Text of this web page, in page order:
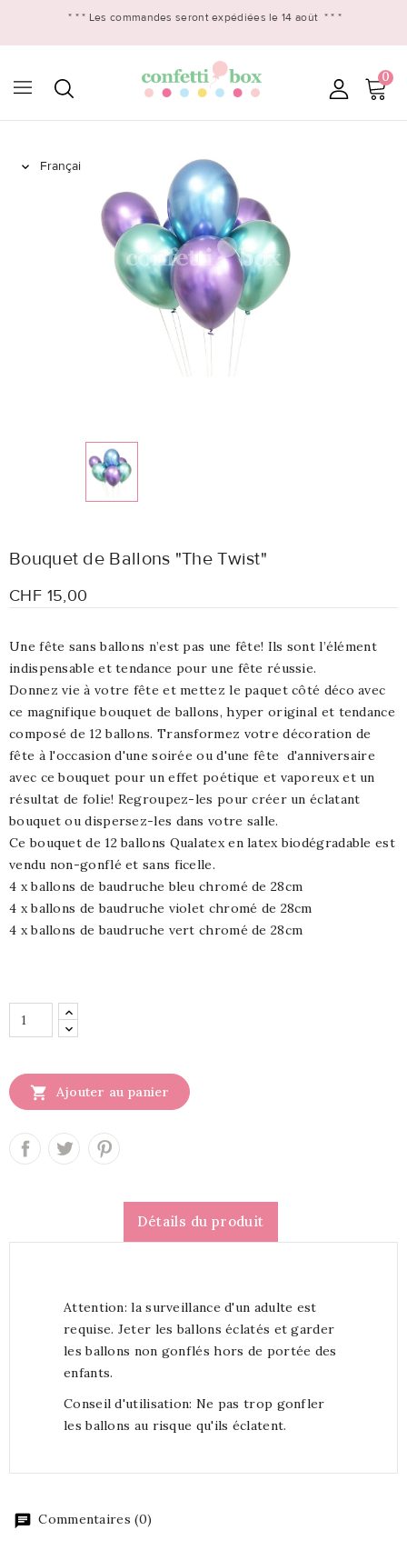
* * * Les commandes seront expédiées le 14 août * * *
0

Bouquet de Ballons "The Twist"
CHF 15,00
Une fête sans ballons n’est pas une fête! Ils sont l’élément
indispensable et tendance pour une fête réussie.
Donnez vie à votre fête et mettez le paquet côté déco avec
ce magnifique bouquet de ballons, hyper original et tendance
composé de 12 ballons. Transformez votre décoration de
fête à l'occasion d'une soirée ou d'une fête d'anniversaire
avec ce bouquet pour un effet poétique et vaporeux et un
résultat de folie! Regroupez-les pour créer un éclatant
bouquet ou dispersez-les dans votre salle.
Ce bouquet de 12 ballons Qualatex en latex biodégradable est
vendu non-gonflé et sans ficelle.
4 x ballons de baudruche bleu chromé de 28cm
4 x ballons de baudruche violet chromé de 28cm
4 x ballons de baudruche vert chromé de 28cm
 Ajouter au panier
Détails du produit
Attention: la surveillance d'un adulte est
requise. Jeter les ballons éclatés et garder
les ballons non gonflés hors de portée des
enfants.
Conseil d'utilisation: Ne pas trop gonfler
les ballons au risque qu'ils éclatent.
Commentaires (0)